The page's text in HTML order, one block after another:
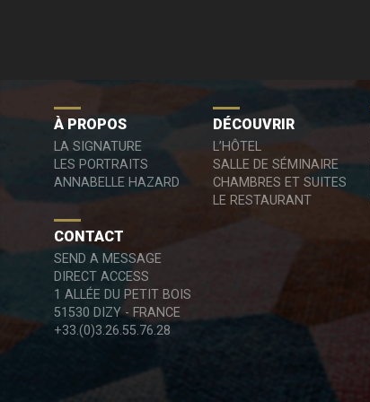
À PROPOS
LA SIGNATURE
LES PORTRAITS
ANNABELLE HAZARD
DÉCOUVRIR
L’HÔTEL
SALLE DE SÉMINAIRE
CHAMBRES ET SUITES
LE RESTAURANT
CONTACT
SEND A MESSAGE
DIRECT ACCESS
1 ALLÉE DU PETIT BOIS
51530 DIZY - FRANCE
+33.(0)3.26.55.76.28